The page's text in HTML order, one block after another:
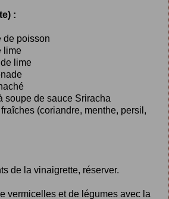
:
de poisson
lime
lime
soupe de sauce Sriracha
(coriandre, menthe, persil,
de la vinaigrette, réserver.
vermicelles et de légumes avec la